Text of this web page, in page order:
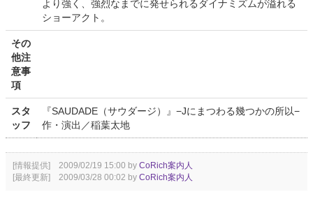
より強く、強烈なまでに発せられるダイナミズムが溢れる
ショーアクト。
その
他注
意事
項
スタ
ッフ
『SAUDADE（サウダージ）』−Jにまつわる幾つかの所以−
作・演出／稲葉太地
[情報提供] 2009/02/19 15:00 by CoRich案内人
[最終更新] 2009/03/28 00:02 by CoRich案内人